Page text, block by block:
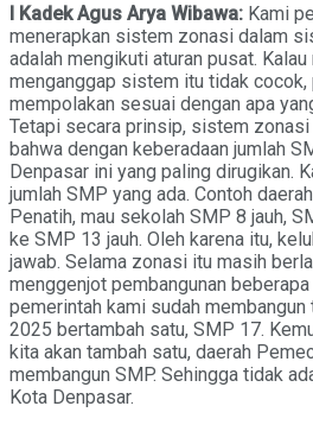
I Kadek Agus Arya Wibawa: Kami
menerapkan sistem zonasi dalam
adalah mengikuti aturan pusat.
menganggap sistem itu tidak cocok,
mempolakan sesuai dengan apa
Tetapi secara prinsip, sistem zonasi
bahwa dengan keberadaan jumlah
Denpasar ini yang paling dirugikan.
jumlah SMP yang ada. Contoh
Penatih, mau sekolah SMP 8 jauh,
ke SMP 13 jauh. Oleh karena itu,
jawab. Selama zonasi itu masih
menggenjot pembangunan
pemerintah kami sudah membangun
2025 bertambah satu, SMP 17.
kita akan tambah satu, daerah
membangun SMP. Sehingga tidak
Kota Denpasar.